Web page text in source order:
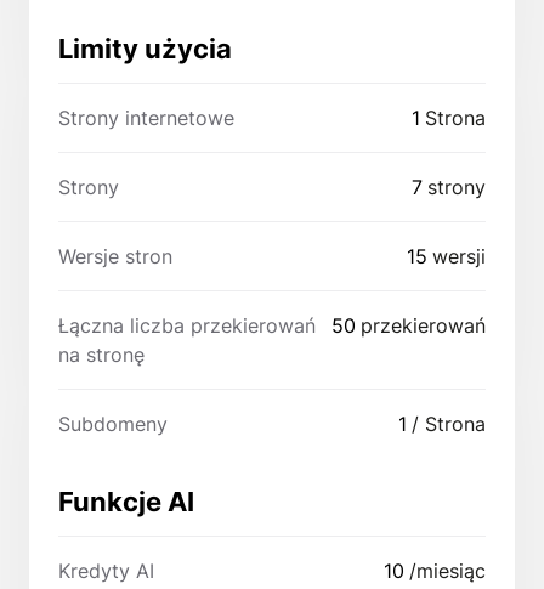
Limity użycia
Strony internetowe 1 Strona
Strony 7 strony
Wersje stron 15 wersji
Łączna liczba przekierowań
na stronę
50 przekierowań
Subdomeny 1 / Strona
Funkcje AI
Kredyty AI 10 /miesiąc